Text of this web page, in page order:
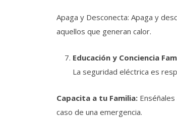
Apaga y Desconecta: Apaga y
aquellos que generan calor.
Educación y Conciencia
La seguridad eléctrica es
Capacita a tu Familia:
caso de una emergencia.